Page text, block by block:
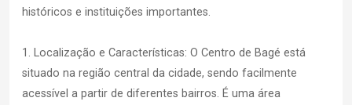
históricos e instituições importantes.
1. Localização e Características: O Centro de Bagé está
situado na região central da cidade, sendo facilmente
acessível a partir de diferentes bairros. É uma área